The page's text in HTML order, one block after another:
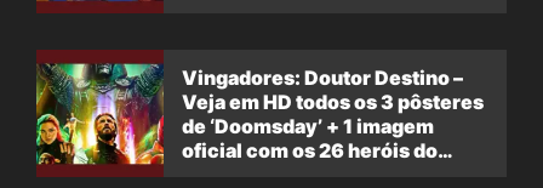
Vingadores: Doutor Destino –
Veja em HD todos os 3 pôsteres
de ‘Doomsday’ + 1 imagem
oficial com os 26 heróis do